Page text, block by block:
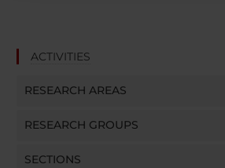
ACTIVITIES
RESEARCH AREAS
RESEARCH GROUPS
SECTIONS